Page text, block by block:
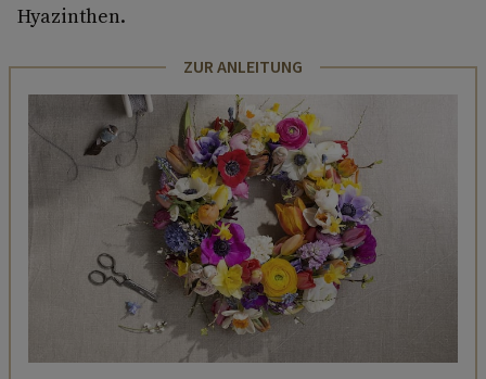
Hyazinthen.
ZUR ANLEITUNG